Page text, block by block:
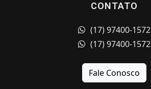
CONTATO
(17) 97400-1572
(17) 97400-1572
Fale Conosco